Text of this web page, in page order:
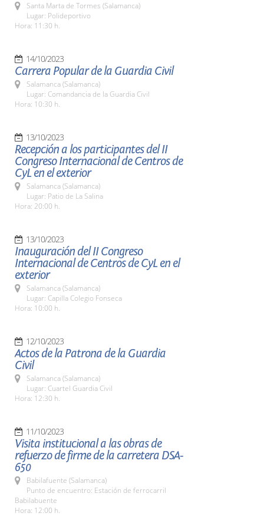
Santa Marta de Tormes (Salamanca)
Lugar: Polideportivo
Hora: 11:30 h.
14/10/2023
Carrera Popular de la Guardia Civil
Salamanca (Salamanca)
Lugar: Comandancia de la Guardia Civil
Hora: 10:30 h.
13/10/2023
Recepción a los participantes del II
Congreso Internacional de Centros de
CyL en el exterior
Salamanca (Salamanca)
Lugar: Patio de La Salina
Hora: 20:00 h.
13/10/2023
Inauguración del II Congreso
Internacional de Centros de CyL en el
exterior
Salamanca (Salamanca)
Lugar: Capilla Colegio Fonseca
Hora: 10:00 h.
12/10/2023
Actos de la Patrona de la Guardia
Civil
Salamanca (Salamanca)
Lugar: Cuartel Guardia Civil
Hora: 12:30 h.
11/10/2023
Visita institucional a las obras de
refuerzo de firme de la carretera DSA-
650
Babilafuente (Salamanca)
Punto de encuentro: Estación de ferrocarril
Babilabuente
Hora: 12:00 h.